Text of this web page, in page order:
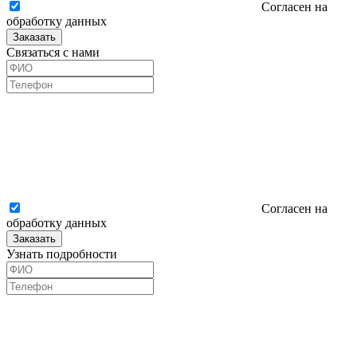
Согласен на
обработку данных
Заказать
Связаться с нами
Согласен на
обработку данных
Заказать
Узнать подробности